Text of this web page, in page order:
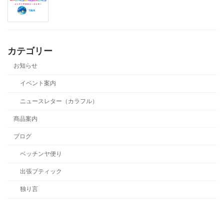
カテゴリー
お知らせ
イベント案内
ニュースレター（カラフル）
商品案内
ブログ
ベッチンヤ便り
出張ブティック
独り言